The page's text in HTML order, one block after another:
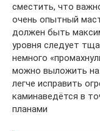
сместить, что
очень опытный
должен быть
уровня следует
немного
можно выложить на
легче исправить
каминаведётся в
планами